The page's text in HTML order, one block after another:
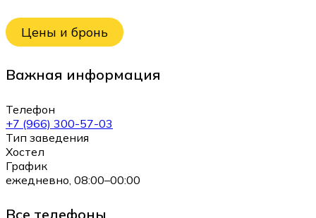
Цены и бронь
Важная информация
Телефон
+7 (966) 300-57-03
Тип заведения
Хостел
График
ежедневно, 08:00–00:00
Все телефоны